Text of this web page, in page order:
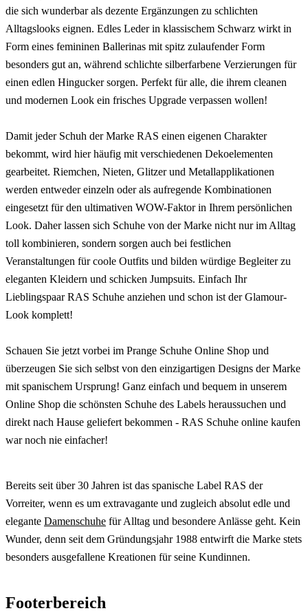
die sich wunderbar als dezente Ergänzungen zu schlichten
Alltagslooks eignen. Edles Leder in klassischem Schwarz wirkt in
Form eines femininen Ballerinas mit spitz zulaufender Form
besonders gut an, während schlichte silberfarbene Verzierungen für
einen edlen Hingucker sorgen. Perfekt für alle, die ihrem cleanen
und modernen Look ein frisches Upgrade verpassen wollen!
Damit jeder Schuh der Marke RAS einen eigenen Charakter
bekommt, wird hier häufig mit verschiedenen Dekoelementen
gearbeitet. Riemchen, Nieten, Glitzer und Metallapplikationen
werden entweder einzeln oder als aufregende Kombinationen
eingesetzt für den ultimativen WOW-Faktor in Ihrem persönlichen
Look. Daher lassen sich Schuhe von der Marke nicht nur im Alltag
toll kombinieren, sondern sorgen auch bei festlichen
Veranstaltungen für coole Outfits und bilden würdige Begleiter zu
eleganten Kleidern und schicken Jumpsuits. Einfach Ihr
Lieblingspaar RAS Schuhe anziehen und schon ist der Glamour-
Look komplett!
Schauen Sie jetzt vorbei im Prange Schuhe Online Shop und
überzeugen Sie sich selbst von den einzigartigen Designs der Marke
mit spanischem Ursprung! Ganz einfach und bequem in unserem
Online Shop die schönsten Schuhe des Labels heraussuchen und
direkt nach Hause geliefert bekommen - RAS Schuhe online kaufen
war noch nie einfacher!
Bereits seit über 30 Jahren ist das spanische Label RAS der
Vorreiter, wenn es um extravagante und zugleich absolut edle und
elegante Damenschuhe für Alltag und besondere Anlässe geht. Kein
Wunder, denn seit dem Gründungsjahr 1988 entwirft die Marke stets
besonders ausgefallene Kreationen für seine Kundinnen.
Footerbereich